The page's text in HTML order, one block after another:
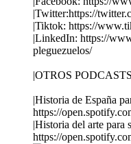
|Twitter:https://
|Tiktok: https://
|LinkedIn: https://
pleguezuelos/
|OTROS
|Historia de España
https://
|Historia del arte para
https://